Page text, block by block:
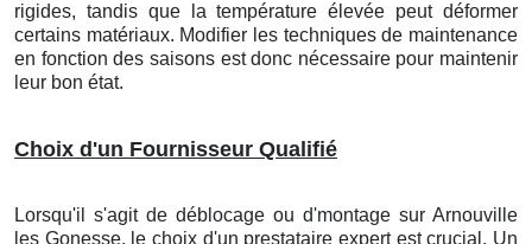
rigides, tandis que la température élevée peut déformer
certains matériaux. Modifier les techniques de maintenance
en fonction des saisons est donc nécessaire pour maintenir
leur bon état.
Choix d'un Fournisseur Qualifié
Lorsqu'il s'agit de déblocage ou d'montage sur Arnouville
les Gonesse, le choix d'un prestataire expert est crucial. Un